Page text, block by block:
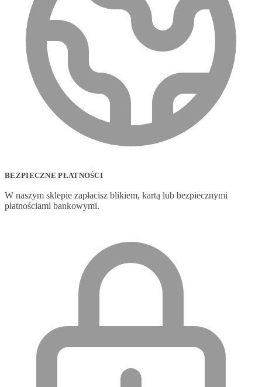
BEZPIECZNE PŁATNOŚCI
W naszym sklepie zapłacisz blikiem, kartą lub bezpiecznymi
płatnościami bankowymi.